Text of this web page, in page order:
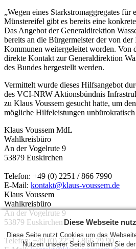
„Wegen eines Starkstromaggregates für
Münstereifel gibt es bereits eine
Das Angebot der Generaldirektion
bereits an die Bürgermeister der von
Kommunen weitergeleitet worden. Von
direkte Kontakt zur Generaldirektion
des Bundes hergestellt werden.
Vermittelt wurde dieses Hilfsangebot
des VCI-NRW Aktionsbündnis
zu Klaus Voussem gesucht hatte, um
mögliche Hilfeleistungen
Klaus Voussem MdL
Wahlkreisbüro
An der Vogelrute 9
53879 Euskirchen
Telefon: +49 (0) 2251 / 866 7990
E-Mail: kontakt@klaus-voussem.de
Klaus Voussem
Wahlkreisbüro
An der Vogelrute 9
53879 Euskirchen
Telefon: +49 (0) 2251 / 866 79 90
Diese Webseite
Diese Seite nutzt Cookies um das
Nutzen unserer Seite stimmen Sie